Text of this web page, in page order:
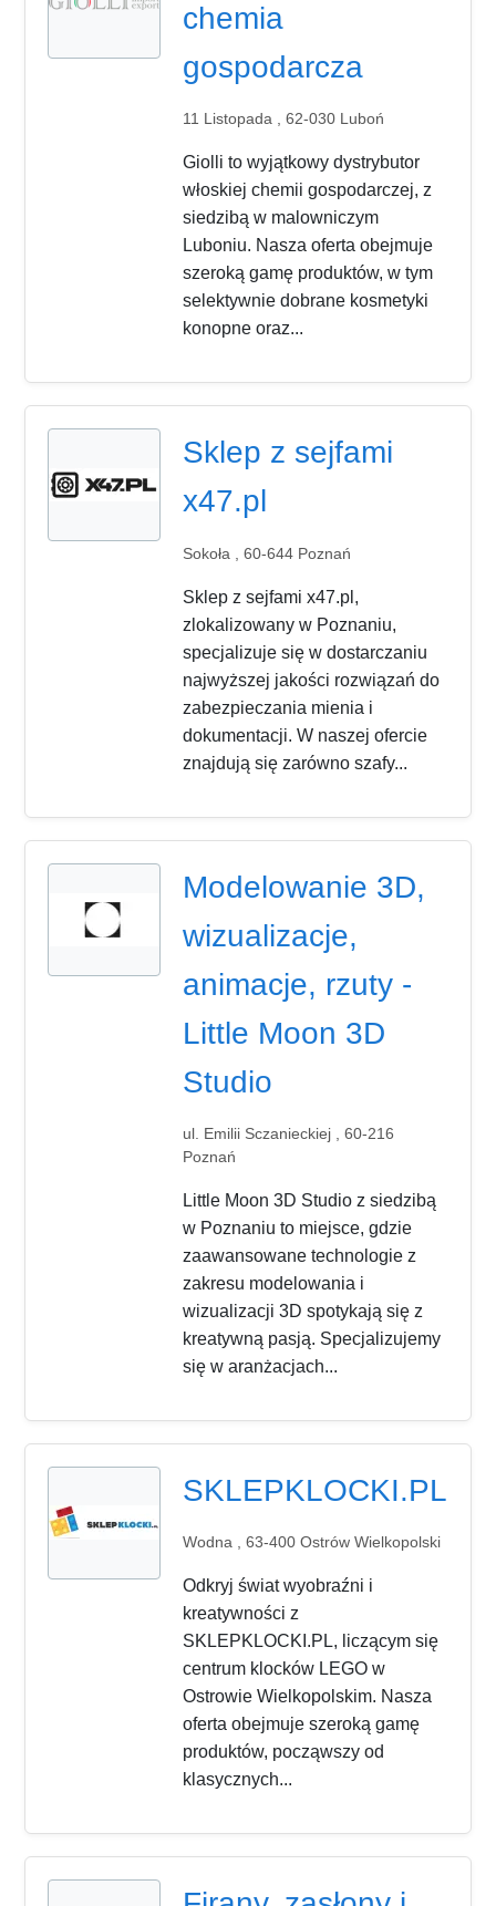
chemia
gospodarcza
11 Listopada , 62-030 Luboń
Giolli to wyjątkowy dystrybutor
włoskiej chemii gospodarczej, z
siedzibą w malowniczym
Luboniu. Nasza oferta obejmuje
szeroką gamę produktów, w tym
selektywnie dobrane kosmetyki
konopne oraz...
Sklep z sejfami
x47.pl
Sokoła , 60-644 Poznań
Sklep z sejfami x47.pl,
zlokalizowany w Poznaniu,
specjalizuje się w dostarczaniu
najwyższej jakości rozwiązań do
zabezpieczania mienia i
dokumentacji. W naszej ofercie
znajdują się zarówno szafy...
Modelowanie 3D,
wizualizacje,
animacje, rzuty -
Little Moon 3D
Studio
ul. Emilii Sczanieckiej , 60-216
Poznań
Little Moon 3D Studio z siedzibą
w Poznaniu to miejsce, gdzie
zaawansowane technologie z
zakresu modelowania i
wizualizacji 3D spotykają się z
kreatywną pasją. Specjalizujemy
się w aranżacjach...
SKLEPKLOCKI.PL
Wodna , 63-400 Ostrów Wielkopolski
Odkryj świat wyobraźni i
kreatywności z
SKLEPKLOCKI.PL, liczącym się
centrum klocków LEGO w
Ostrowie Wielkopolskim. Nasza
oferta obejmuje szeroką gamę
produktów, począwszy od
klasycznych...